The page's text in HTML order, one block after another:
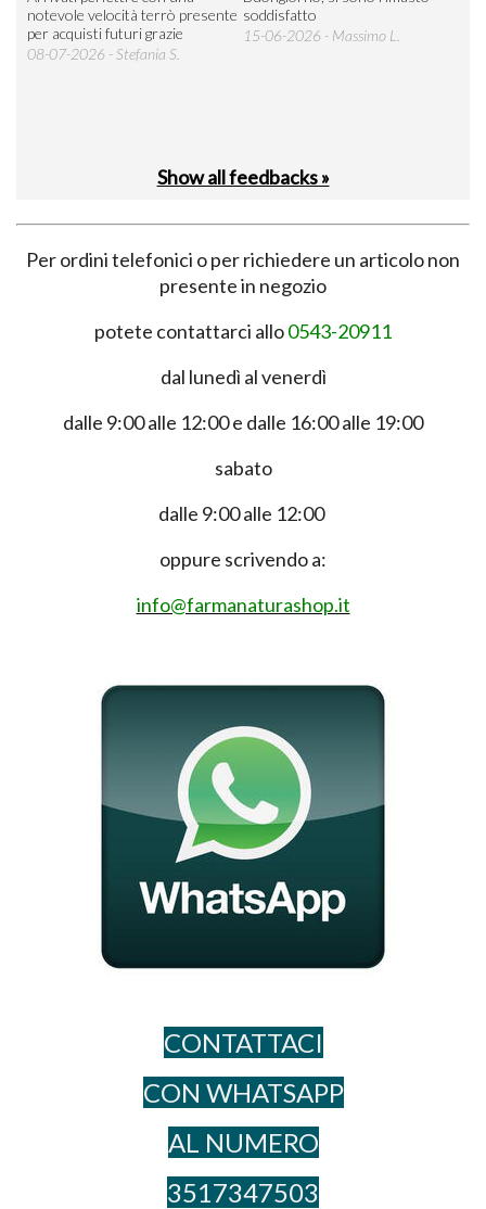
notevole velocità terrò presente
per acquisti futuri grazie
08-07-2026 - Stefania S.
soddisfatto
15-06-2026 - Massimo L.
Show all feedbacks »
Per ordini telefonici o per richiedere un articolo non
presente in negozio
potete contattarci allo0543-20911
dal lunedì al venerdì
dalle 9:00 alle 12:00 e dalle 16:00 alle 19:00
sabato
dalle 9:00 alle 12:00
oppure scrivendo a:
info@farmanaturashop.it
CONTATTACI
CON WHATSAPP
AL NUME​RO
3517347503